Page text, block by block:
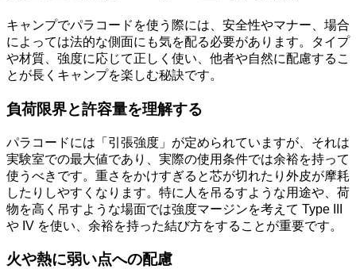
キャンプでパラコードを使う際には、安全性やマナー、場合
によっては法的な側面にも気を配る必要があります。タイプ
や材質、強度に応じて正しく使い、他者や自然に配慮するこ
とが長くキャンプを楽しむ秘訣です。
負荷限界と許容量を理解する
パラコードには「引張強度」が定められていますが、それは
実験室での最大値であり、実際の使用条件では余裕を持って
使うべきです。重さをかけすぎると芯が切れたり外皮が摩耗
したりしやすくなります。特に人を吊るすような用途や、荷
物を高く吊すような場面では強度マージンを考えて Type III
や IV を使い、余裕を持った結び方をすることが重要です。
火や熱に弱い点への配慮